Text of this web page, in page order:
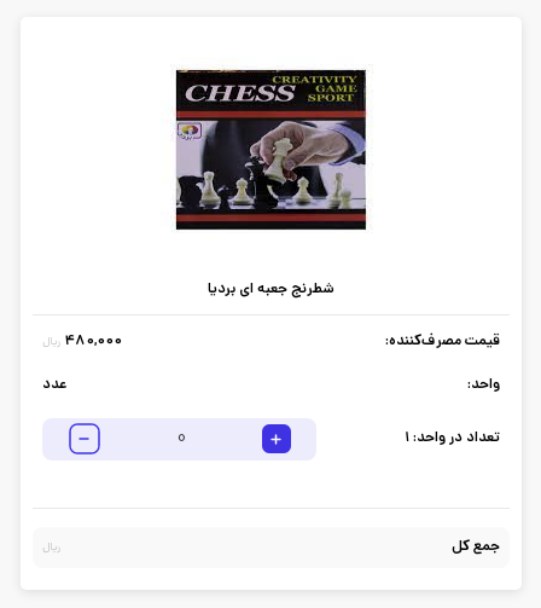
شطرنج جعبه ای بردیا
قیمت مصرف‌کننده: 480,000 ریال
واحد: عدد
تعداد در واحد:1
جمع کل ریال